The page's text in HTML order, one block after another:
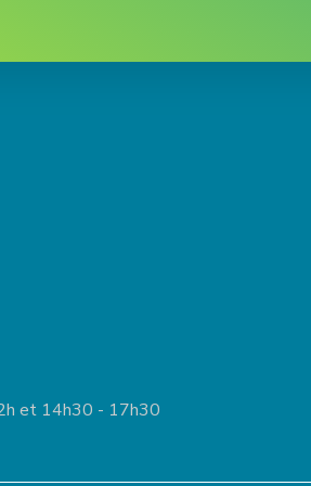
et 14h30 - 17h30